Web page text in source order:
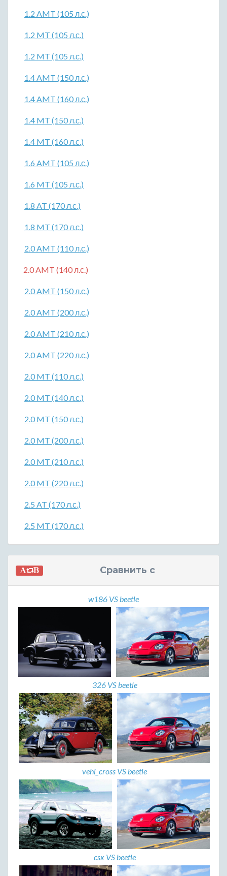
1.2 AMT (105 л.с.)
1.2 MT (105 л.с.)
1.2 MT (105 л.с.)
1.4 AMT (150 л.с.)
1.4 AMT (160 л.с.)
1.4 MT (150 л.с.)
1.4 MT (160 л.с.)
1.6 AMT (105 л.с.)
1.6 MT (105 л.с.)
1.8 AT (170 л.с.)
1.8 MT (170 л.с.)
2.0 AMT (110 л.с.)
2.0 AMT (140 л.с.)
2.0 AMT (150 л.с.)
2.0 AMT (200 л.с.)
2.0 AMT (210 л.с.)
2.0 AMT (220 л.с.)
2.0 MT (110 л.с.)
2.0 MT (140 л.с.)
2.0 MT (150 л.с.)
2.0 MT (200 л.с.)
2.0 MT (210 л.с.)
2.0 MT (220 л.с.)
2.5 AT (170 л.с.)
2.5 MT (170 л.с.)
Сравнить с
w186 VS beetle
326 VS beetle
vehi_cross VS beetle
csx VS beetle